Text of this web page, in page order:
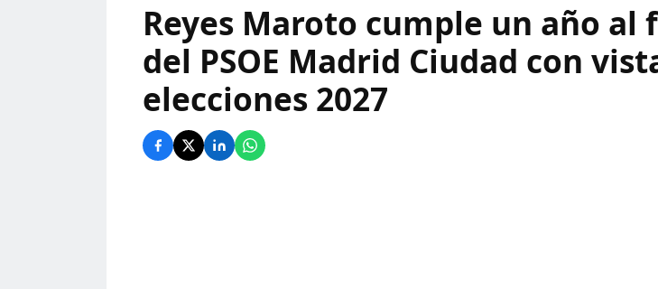
Reyes Maroto cumple un año al
del PSOE Madrid Ciudad con
elecciones 2027